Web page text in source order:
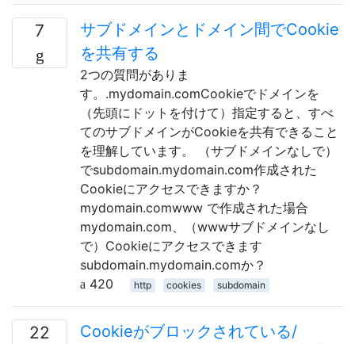
7
サブドメインとドメイン間でCookie
を共有する
2つの質問がありま
す。.mydomain.comCookieでドメインを
（先頭にドットを付けて）指定すると、すべ
てのサブドメインがCookieを共有できること
を理解しています。 （サブドメインなしで）
でsubdomain.mydomain.com作成された
Cookieにアクセスできますか？
mydomain.comwww で作成された場合
mydomain.com、（wwwサブドメインなし
で）Cookieにアクセスできます
subdomain.mydomain.comか？
420
http cookies subdomain
22
Cookieがブロックされている/